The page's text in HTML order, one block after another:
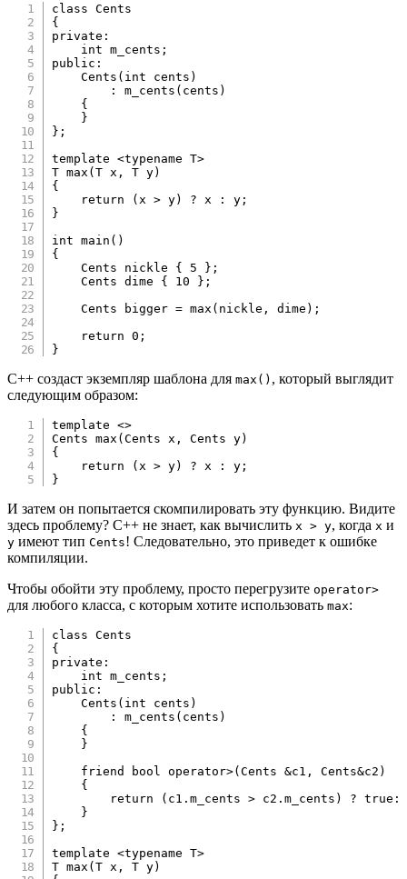
class
Cents
{
private :
int m_cents ;
public :
Cents ( int cents )
:
m_cents ( cents )
{
}
} ;
template
<typename T>
T max (T x , T y)
{
return
( x > y) ? x : y ;
}
int
main ( )
{
    Cents nickle
{ 5 } ;
    Cents dime
{ 10 } ;
    Cents bigger
= max ( nickle , dime ) ;
return
0 ;
}
C++ создаст экземпляр шаблона для max() , который выглядит
следующим образом:
template <>
Cents max (Cents x , Cents y)
{
return
( x > y) ? x : y ;
}
И затем он попытается скомпилировать эту функцию. Видите
здесь проблему? C++ не знает, как вычислить x > y, когда x и
y имеют тип Cents! Следовательно, это приведет к ошибке
компиляции.
Чтобы обойти эту проблему, просто перегрузите operator>
для любого класса, с которым хотите использовать max:
class
Cents
{
private :
int m_cents ;
public :
Cents ( int cents )
:
m_cents ( cents )
{
}
friend
bool operator>(Cents &c1 , Cents&c2 )
{
return
( c1 .m_cents > c2 .m_cents ) ? true :
}
} ;
template
<typename T>
T max (T x , T y)